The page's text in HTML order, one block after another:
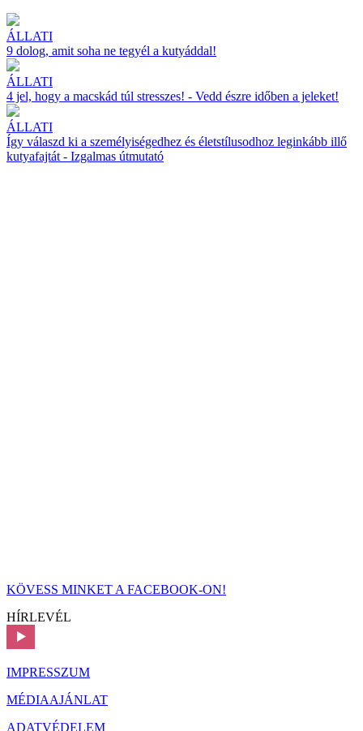
ÁLLATI
9 dolog, amit soha ne tegyél a kutyáddal!
ÁLLATI
4 jel, hogy a macskád túl stresszes! - Vedd észre időben a jeleket!
ÁLLATI
Így válaszd ki a személyiségedhez és életstílusodhoz leginkább illő
kutyafajtát - Izgalmas útmutató
KÖVESS MINKET A FACEBOOK-ON!
HÍRLEVÉL
IMPRESSZUM
MÉDIAAJÁNLAT
ADATVÉDELEM